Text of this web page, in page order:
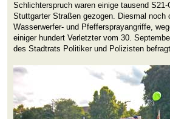
Schlichterspruch waren einige tausend
Stuttgarter Straßen gezogen. Diesmal noch
Wasserwerfer- und Pfeffersprayangriffe,
einiger hundert Verletzter vom 30.
des Stadtrats Politiker und Polizisten